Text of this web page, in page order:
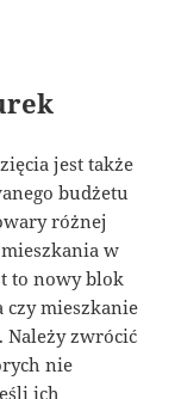
jest także
budżetu
różnej
w
to nowy blok
czy mieszkanie
Należy zwrócić
nie
ich